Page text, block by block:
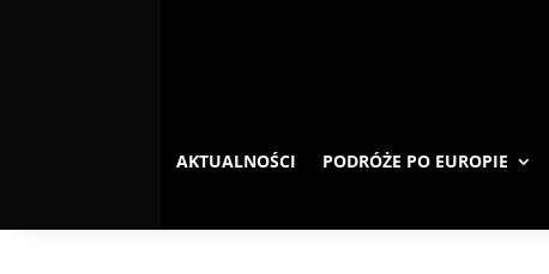
AKTUALNOŚCI PODRÓŻE PO EUROPIE